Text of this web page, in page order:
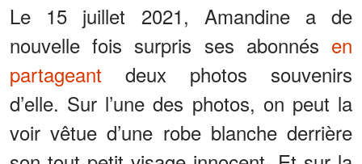
Le 15 juillet 2021, Amandine a de
nouvelle fois surpris ses abonnés en
partageant deux photos souvenirs
d’elle. Sur l’une des photos, on peut la
voir vêtue d’une robe blanche derrière